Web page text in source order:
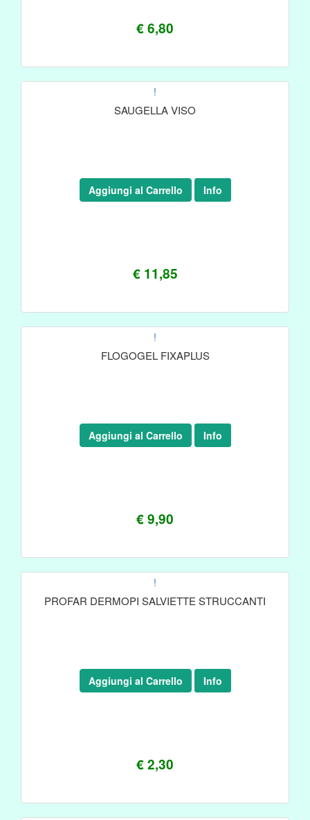
€ 6,80
!
SAUGELLA VISO
€ 11,85
Aggiungi al Carrello Info
!
FLOGOGEL FIXAPLUS
€ 9,90
Aggiungi al Carrello Info
!
PROFAR DERMOPI SALVIETTE STRUCCANTI
€ 2,30
Aggiungi al Carrello Info